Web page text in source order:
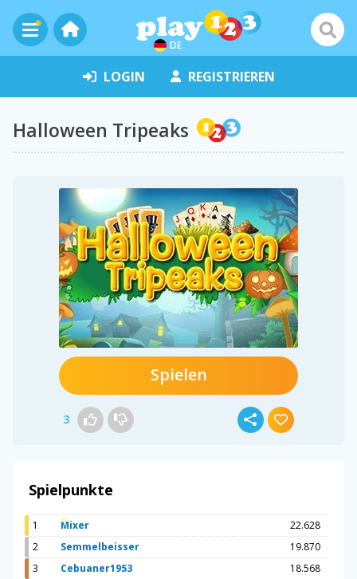
DE
LOGIN REGISTRIEREN
Halloween Tripeaks
Spielen
3
Spielpunkte
1 Mixer
22.628
2
Semmelbeisser
19.870
3
Cebuaner1953
18.568